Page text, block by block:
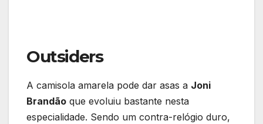
Outsiders
A camisola amarela pode dar asas a Joni
Brandão que evoluiu bastante nesta
especialidade. Sendo um contra-relógio duro,